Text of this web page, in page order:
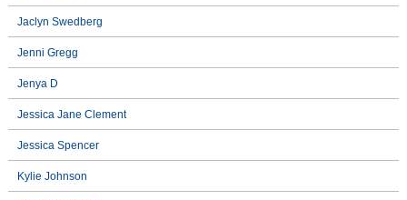
Jaclyn Swedberg
Jenni Gregg
Jenya D
Jessica Jane Clement
Jessica Spencer
Kylie Johnson